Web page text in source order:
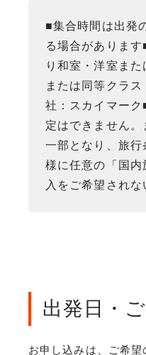
■集合時間は出発
る場合がありま
り和室・洋室ま
または同等クラ
社：スカイマー
定はできません
一部となり、旅
様に任意の「国
入をご希望され
出発日・
お申し込みは、ご希